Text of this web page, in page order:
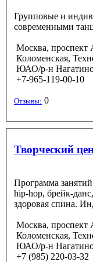
Групповые и
современными
Москва, проспект
Коломенская,
ЮАО/р-н
+7-965-119-00-10
Отзывы: 0
Творческий
Программа
hip-hop, брейк-
здоровая спина.
Москва, проспект
Коломенская,
ЮАО/р-н
+7 (985) 220-03-32